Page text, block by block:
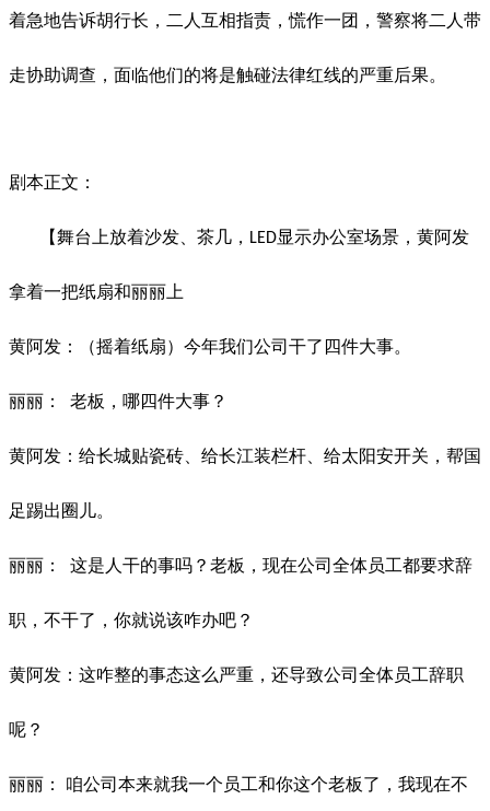
着急地告诉胡行长，二人互相指责，慌作一团，警察将二人带
走协助调查，面临他们的将是触碰法律红线的严重后果。
剧本正文：
【舞台上放着沙发、茶几， LED显示办公室场景，黄阿发
拿着一把纸扇和丽丽上
黄阿发：（摇着纸扇）今年我们公司干了四件大事。
丽丽： 老板，哪四件大事？
黄阿发：给长城贴瓷砖、给长江装栏杆、给太阳安开关，帮国
足踢出圈儿。
丽丽： 这是人干的事吗？老板，现在公司全体员工都要求辞
职，不干了，你就说该咋办吧？
黄阿发： 这咋整的事态这么严重，还导致公司全体员工辞职
呢 ？
丽丽 ： 咱公司 本来就我一个员工和你这个老板了，我现在不